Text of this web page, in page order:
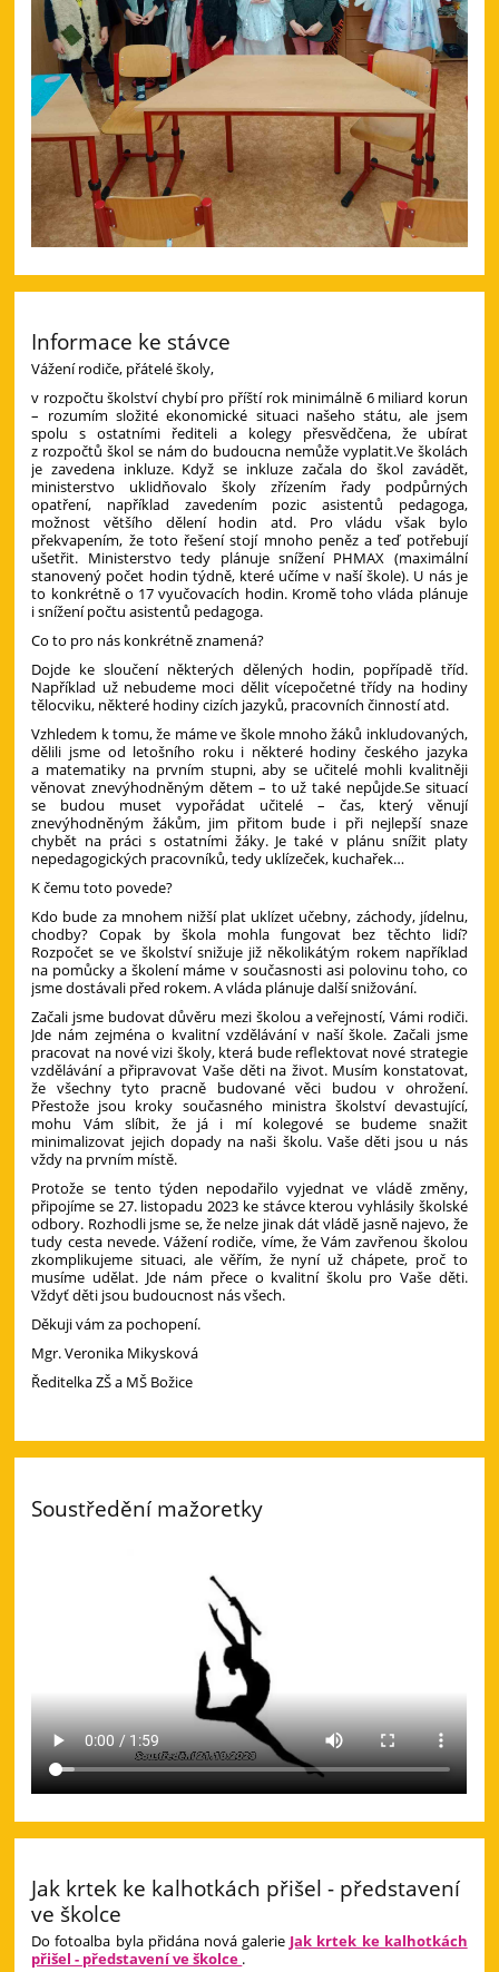
Informace ke stávce
Vážení rodiče, přátelé školy,
v rozpočtu školství chybí pro příští rok minimálně 6 miliard korun
– rozumím složité ekonomické situaci našeho státu, ale jsem
spolu s ostatními řediteli a kolegy přesvědčena, že ubírat
z rozpočtů škol se nám do budoucna nemůže vyplatit.Ve školách
je zavedena inkluze. Když se inkluze začala do škol zavádět,
ministerstvo uklidňovalo školy zřízením řady podpůrných
opatření, například zavedením pozic asistentů pedagoga,
možnost většího dělení hodin atd. Pro vládu však bylo
překvapením, že toto řešení stojí mnoho peněz a teď potřebují
ušetřit. Ministerstvo tedy plánuje snížení PHMAX (maximální
stanovený počet hodin týdně, které učíme v naší škole). U nás je
to konkrétně o 17 vyučovacích hodin. Kromě toho vláda plánuje
i snížení počtu asistentů pedagoga.
Co to pro nás konkrétně znamená?
Dojde ke sloučení některých dělených hodin, popřípadě tříd.
Například už nebudeme moci dělit vícepočetné třídy na hodiny
tělocviku, některé hodiny cizích jazyků, pracovních činností atd.
Vzhledem k tomu, že máme ve škole mnoho žáků inkludovaných,
dělili jsme od letošního roku i některé hodiny českého jazyka
a matematiky na prvním stupni, aby se učitelé mohli kvalitněji
věnovat znevýhodněným dětem – to už také nepůjde.Se situací
se budou muset vypořádat učitelé – čas, který věnují
znevýhodněným žákům, jim přitom bude i při nejlepší snaze
chybět na práci s ostatními žáky. Je také v plánu snížit platy
nepedagogických pracovníků, tedy uklízeček, kuchařek…
K čemu toto povede?
Kdo bude za mnohem nižší plat uklízet učebny, záchody, jídelnu,
chodby? Copak by škola mohla fungovat bez těchto lidí?
Rozpočet se ve školství snižuje již několikátým rokem například
na pomůcky a školení máme v současnosti asi polovinu toho, co
jsme dostávali před rokem. A vláda plánuje další snižování.
Začali jsme budovat důvěru mezi školou a veřejností, Vámi rodiči.
Jde nám zejména o kvalitní vzdělávání v naší škole. Začali jsme
pracovat na nové vizi školy, která bude reflektovat nové strategie
vzdělávání a připravovat Vaše děti na život. Musím konstatovat,
že všechny tyto pracně budované věci budou v ohrožení.
Přestože jsou kroky současného ministra školství devastující,
mohu Vám slíbit, že já i mí kolegové se budeme snažit
minimalizovat jejich dopady na naši školu. Vaše děti jsou u nás
vždy na prvním místě.
Protože se tento týden nepodařilo vyjednat ve vládě změny,
připojíme se 27. listopadu 2023 ke stávce kterou vyhlásily školské
odbory. Rozhodli jsme se, že nelze jinak dát vládě jasně najevo, že
tudy cesta nevede. Vážení rodiče, víme, že Vám zavřenou školou
zkomplikujeme situaci, ale věřím, že nyní už chápete, proč to
musíme udělat. Jde nám přece o kvalitní školu pro Vaše děti.
Vždyť děti jsou budoucnost nás všech.
Děkuji vám za pochopení.
Mgr. Veronika Mikysková
Ředitelka ZŠ a MŠ Božice
Soustředění mažoretky
Jak krtek ke kalhotkách přišel - představení
ve školce
Do fotoalba byla přidána nová galerie Jak krtek ke kalhotkách
přišel - představení ve školce .